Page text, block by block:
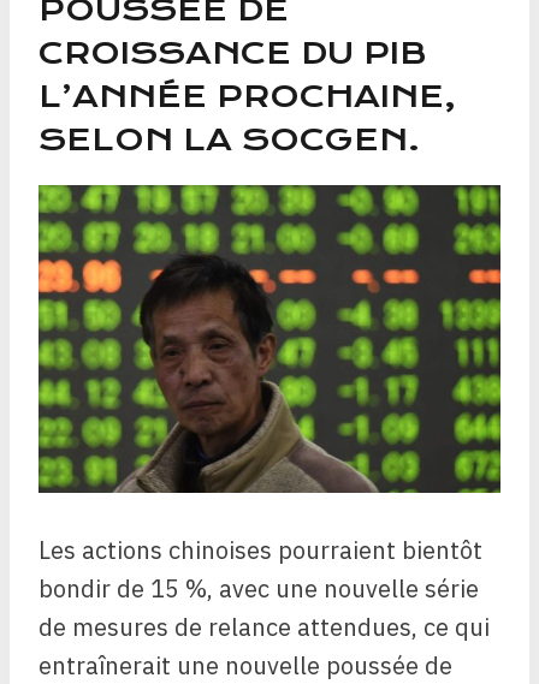
POUSSÉE DE
CROISSANCE DU PIB
L’ANNÉE PROCHAINE,
SELON LA SOCGEN.
Les actions chinoises pourraient bientôt
bondir de 15 %, avec une nouvelle série
de mesures de relance attendues, ce qui
entraînerait une nouvelle poussée de